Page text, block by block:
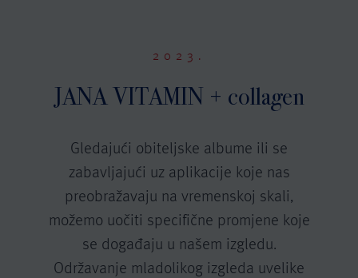
2023.
JANA VITAMIN + collagen
Gledajući obiteljske albume ili se
zabavljajući uz aplikacije koje nas
preobražavaju na vremenskoj skali,
možemo uočiti specifične promjene koje
se događaju u našem izgledu.
Održavanje mladolikog izgleda uvelike